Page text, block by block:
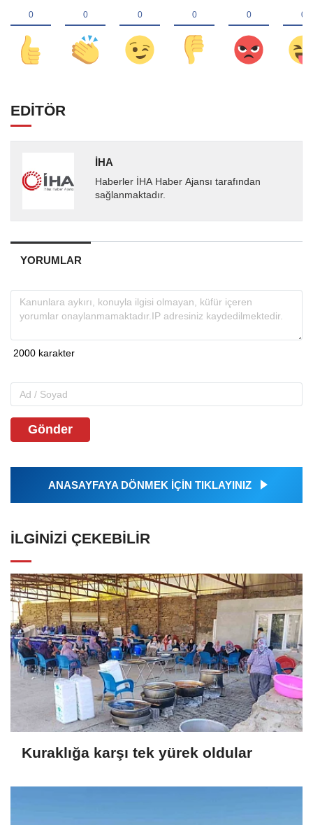
EDİTÖR
İHA
Haberler İHA Haber Ajansı tarafından
sağlanmaktadır.
YORUMLAR
Gönder
ANASAYFAYA DÖNMEK İÇİN TIKLAYINIZ
İLGINIZI ÇEKEBILIR
Kuraklığa karşı tek yürek oldular